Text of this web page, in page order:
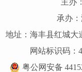
主办
承办
地址：海丰县红城大
网站标识码：
粤公网安备